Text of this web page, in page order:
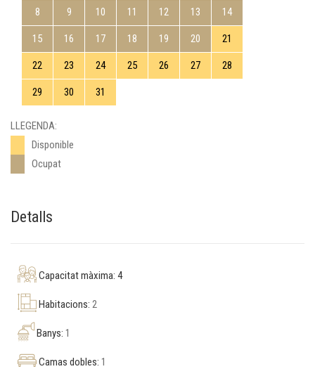
8 9 10 11 12 13 14
15 16 17 18 19 20 21
22 23 24 25 26 27 28
29 30 31
LLEGENDA:
Disponible
Ocupat
Detalls
Capacitat màxima: 4
Habitacions: 2
Banys: 1
Camas dobles: 1